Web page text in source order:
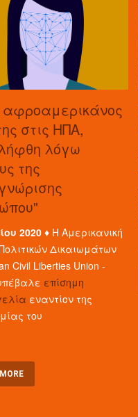
στις ΗΠΑ,
λόγω
της
2020 ♦ Η Αμερικανική
Δικαιωμάτων
Civil Liberties Union -
επίσημη
εναντίον της
του